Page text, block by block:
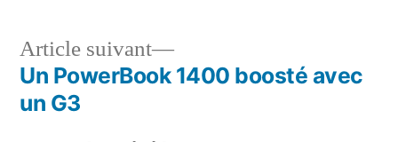
Navigation
Article suivant
Article
suivant :
Un PowerBook 1400 boosté avec
un G3